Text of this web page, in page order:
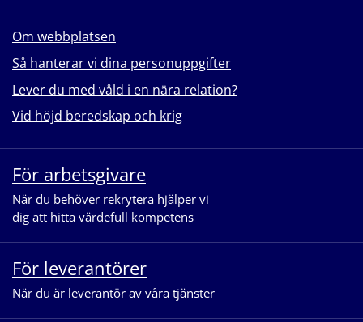
Om webbplatsen
Så hanterar vi dina personuppgifter
Lever du med våld i en nära relation?
Vid höjd beredskap och krig
För arbetsgivare
När du behöver rekrytera hjälper vi
dig att hitta värdefull kompetens
För leverantörer
När du är leverantör av våra tjänster